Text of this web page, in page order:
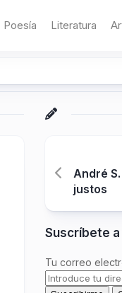
Poesía Literatura
André
justos
Suscríbete
Tu correo